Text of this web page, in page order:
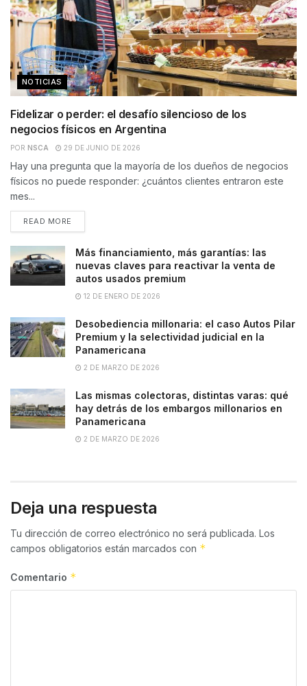
NOTICIAS
Fidelizar o perder: el desafío silencioso de los
negocios físicos en Argentina
POR NSCA 29 DE JUNIO DE 2026
Hay una pregunta que la mayoría de los dueños de negocios
físicos no puede responder: ¿cuántos clientes entraron este
mes...
READ MORE
Más financiamiento, más garantías: las
nuevas claves para reactivar la venta de
autos usados premium
12 DE ENERO DE 2026
Desobediencia millonaria: el caso Autos Pilar
Premium y la selectividad judicial en la
Panamericana
2 DE MARZO DE 2026
Las mismas colectoras, distintas varas: qué
hay detrás de los embargos millonarios en
Panamericana
2 DE MARZO DE 2026
Deja una respuesta
Tu dirección de correo electrónico no será publicada. Los
campos obligatorios están marcados con *
Comentario *